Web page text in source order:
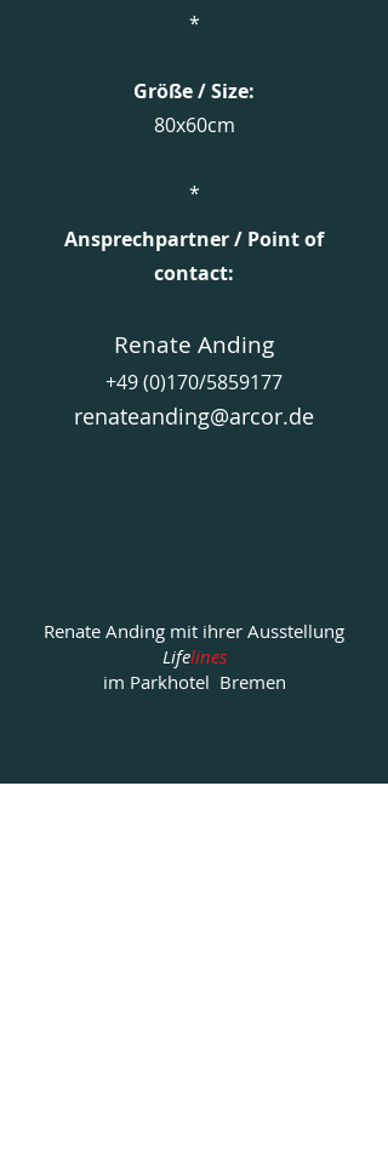
*
Größe / Size:
80x60cm
*
Ansprechpartner / Point of
contact:​
Renate Anding
+49 (0)170/5859177
renateanding@arcor.de
Renate Anding mit ihrer Ausstellung
Lifelines
im Parkhotel Bremen